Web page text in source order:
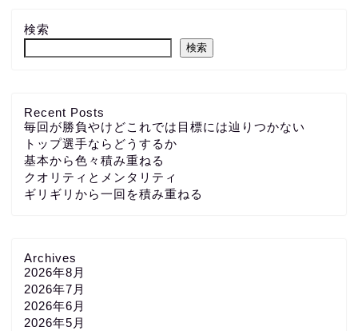
検索
検索
Recent Posts
毎回が勝負やけどこれでは目標には辿りつかない
トップ選手ならどうするか
基本から色々積み重ねる
クオリティとメンタリティ
ギリギリから一回を積み重ねる
Archives
2026年8月
2026年7月
2026年6月
2026年5月